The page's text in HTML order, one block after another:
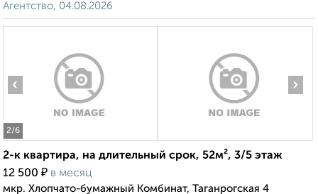
Агентство, 04.08.2026
2/6
‹ ›
2-к квартира, на длительный срок, 52м², 3/5 этаж
12 500 ₽ в месяц
мкр. Хлопчато-бумажный Комбинат, Таганрогская 4